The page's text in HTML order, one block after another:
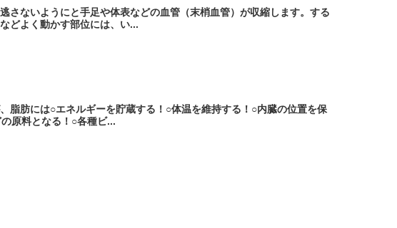
さないようにと手足や体表などの血管（末梢血管）が収縮します。する
どよく動かす部位には、い...
脂肪には○エネルギーを貯蔵する！○体温を維持する！○内臓の位置を保
原料となる！○各種ビ...